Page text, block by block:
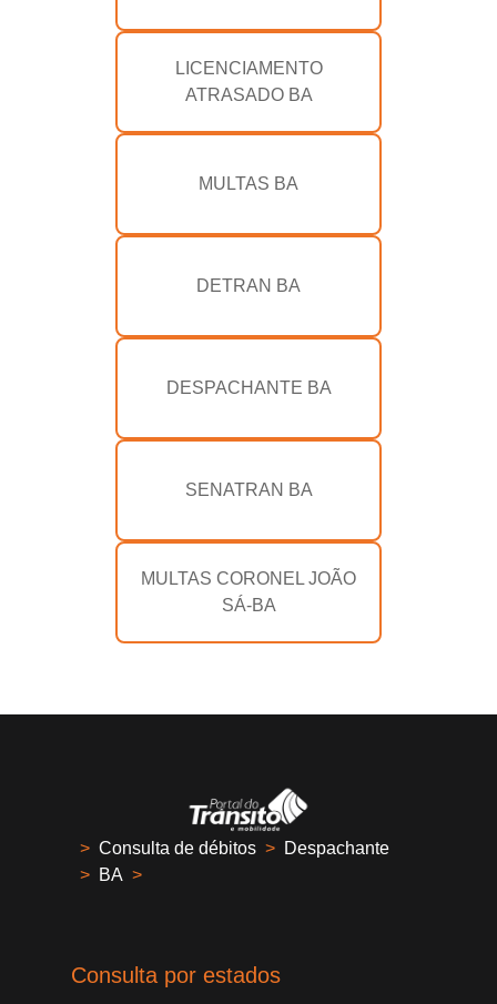
LICENCIAMENTO
ATRASADO BA
MULTAS BA
DETRAN BA
DESPACHANTE BA
SENATRAN BA
MULTAS CORONEL JOÃO
SÁ-BA
> Consulta de débitos > Despachante
> BA >
Consulta por estados